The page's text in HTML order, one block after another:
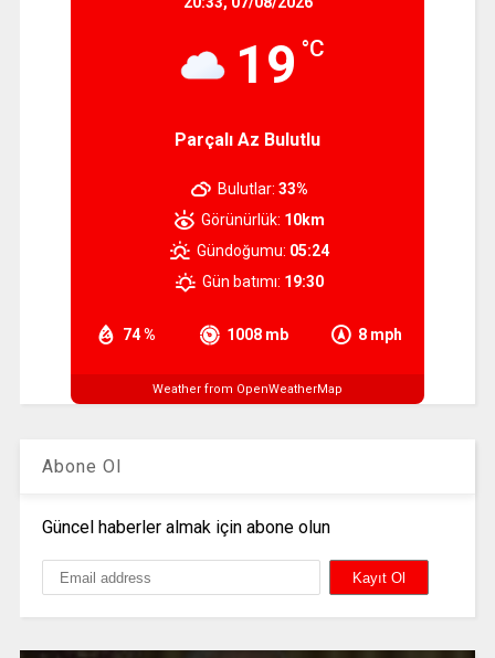
19 °C
Parçalı Az Bulutlu
74 % 1008 mb 8 mph
Bulutlar: 33%
Görünürlük: 10km
Gündoğumu: 05:24
Gün batımı: 19:30
Weather from OpenWeatherMap
Abone Ol
Güncel haberler almak için abone olun